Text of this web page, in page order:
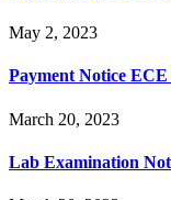
May 2, 2023
Payment Notice ECE
March 20, 2023
Lab Examination